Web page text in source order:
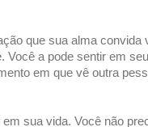
que sua alma convida
Você a pode sentir em
em que vê outra
sua vida. Você não